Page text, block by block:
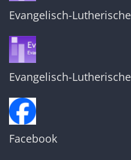
Evangelisch-
Evangelisch-
Facebook